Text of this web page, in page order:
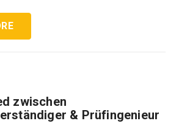
zwischen
& Prüfingenieur